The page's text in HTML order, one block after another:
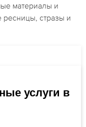
материалы и
стразы и
услуги в